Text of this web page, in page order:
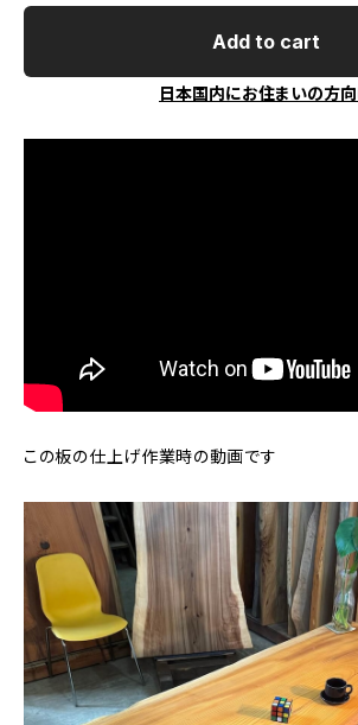
Add to cart
日本国内にお住まいの方
この板の仕上げ作業時の動画です